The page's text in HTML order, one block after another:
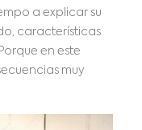
a explicar su
características
en este
muy